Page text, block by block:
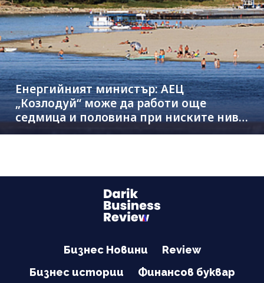
Енергийният министър: АЕЦ
„Козлодуй“ може да работи още
седмица и половина при ниските нива
на Дунав
Бизнес Новини
Review
Бизнес истории
Финансов буквар